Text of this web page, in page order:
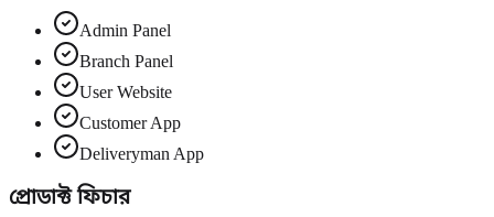
Admin Panel
Branch Panel
User Website
Customer App
Deliveryman App
প্রোডাক্ট ফিচার